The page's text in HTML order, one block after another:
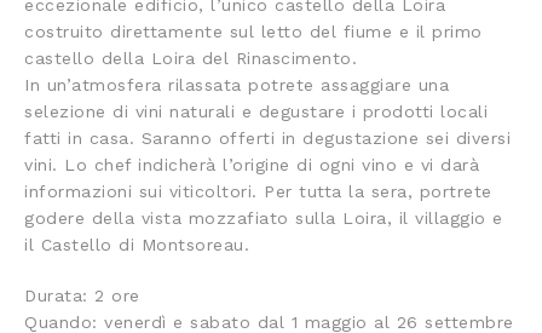
eccezionale edificio, l’unico castello della Loira
costruito direttamente sul letto del fiume e il primo
castello della Loira del Rinascimento.
In un’atmosfera rilassata potrete assaggiare una
selezione di vini naturali e degustare i prodotti locali
fatti in casa. Saranno offerti in degustazione sei diversi
vini. Lo chef indicherà l’origine di ogni vino e vi darà
informazioni sui viticoltori. Per tutta la sera, portrete
godere della vista mozzafiato sulla Loira, il villaggio e
il Castello di Montsoreau.
Durata: 2 ore
Quando: venerdì e sabato dal 1 maggio al 26 settembre